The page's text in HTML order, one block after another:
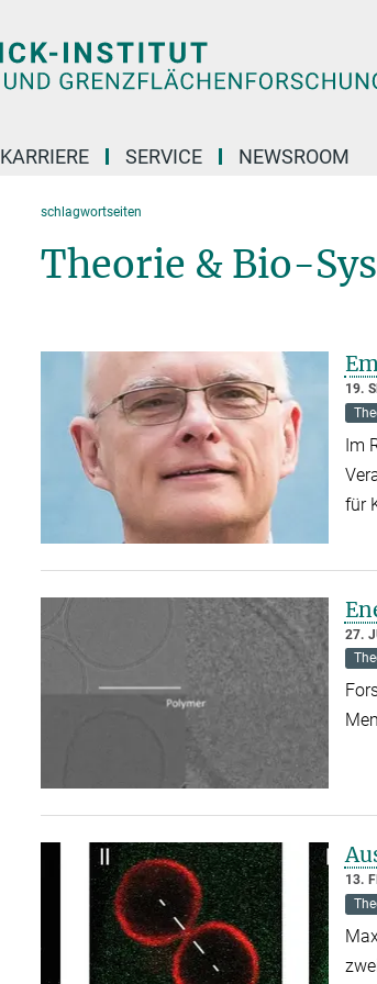
KARRIERE SERVICE NEWSROOM
schlagwortseiten
Theorie & Bio-
19.
Im
für
27.
13.